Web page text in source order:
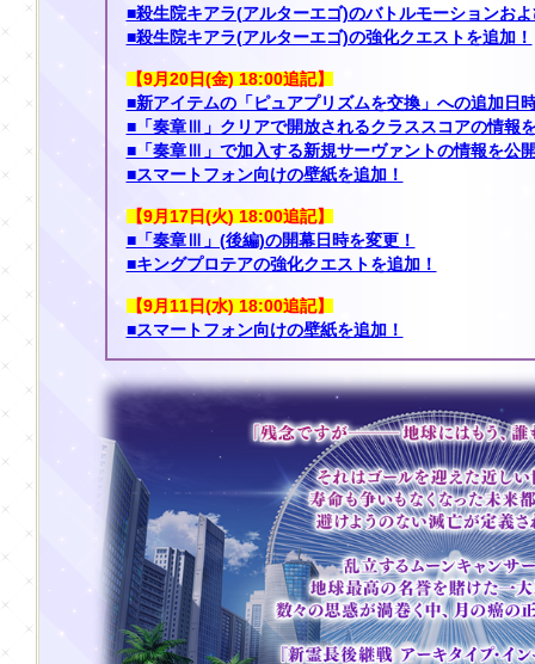
■殺生院キアラ(アルターエゴ)のバトルモーションお
■殺生院キアラ(アルターエゴ)の強化クエストを追加！
【9月20日(金) 18:00追記】
■新アイテムの「ピュアプリズムを交換」への追加日
■「奏章Ⅲ」クリアで開放されるクラススコアの情報
■「奏章Ⅲ」で加入する新規サーヴァントの情報を公
■スマートフォン向けの壁紙を追加！
【9月17日(火) 18:00追記】
■「奏章Ⅲ」(後編)の開幕日時を変更！
■キングプロテアの強化クエストを追加！
【9月11日(水) 18:00追記】
■スマートフォン向けの壁紙を追加！